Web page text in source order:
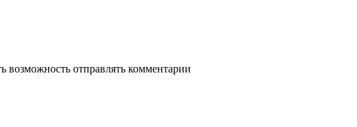
возможность отправлять комментарии